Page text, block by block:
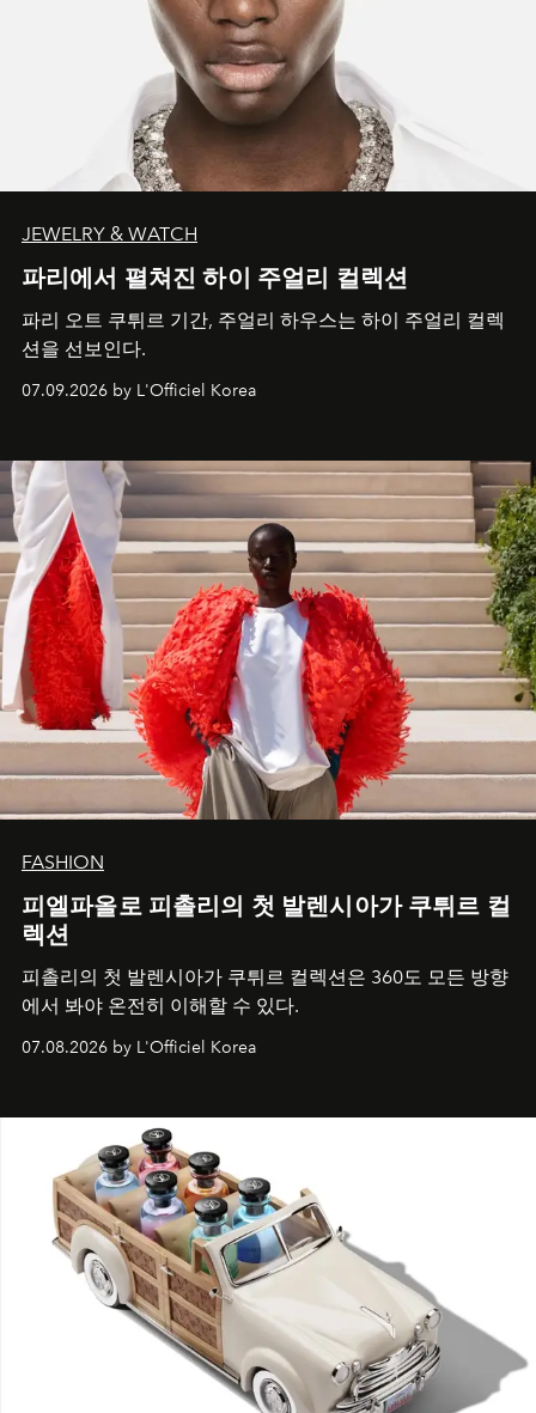
JEWELRY & WATCH
파리에서 펼쳐진 하이 주얼리 컬렉션
파리 오트 쿠튀르 기간, 주얼리 하우스는 하이 주얼리 컬렉
션을 선보인다.
07.09.2026 by L'Officiel Korea
FASHION
피엘파올로 피촐리의 첫 발렌시아가 쿠튀르 컬
렉션
피촐리의 첫 발렌시아가 쿠튀르 컬렉션은 360도 모든 방향
에서 봐야 온전히 이해할 수 있다.
07.08.2026 by L'Officiel Korea